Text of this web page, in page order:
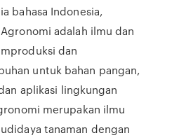
bahasa Indonesia,
adalah ilmu dan
dan
untuk bahan pangan,
aplikasi lingkungan
merupakan ilmu
tanaman dengan